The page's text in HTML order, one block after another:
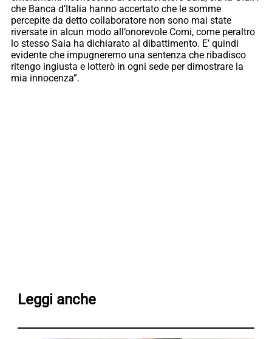
che Banca d’Italia hanno accertato che le somme
percepite da detto collaboratore non sono mai state
riversate in alcun modo all’onorevole Comi, come peraltro
lo stesso Saia ha dichiarato al dibattimento. E’ quindi
evidente che impugneremo una sentenza che ribadisco
ritengo ingiusta e lotterò in ogni sede per dimostrare la
mia innocenza”.
Leggi anche